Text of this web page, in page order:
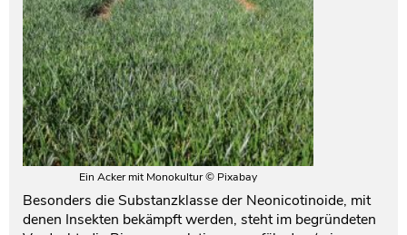
Ein Acker mit Monokultur © Pixabay
Besonders die Substanzklasse der Neonicotinoide, mit
denen Insekten bekämpft werden, steht im begründeten